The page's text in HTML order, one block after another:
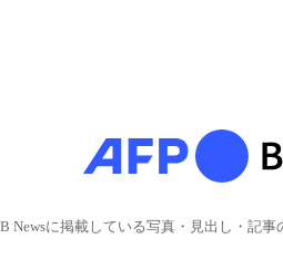
Newsに掲載している写真・見出し・記